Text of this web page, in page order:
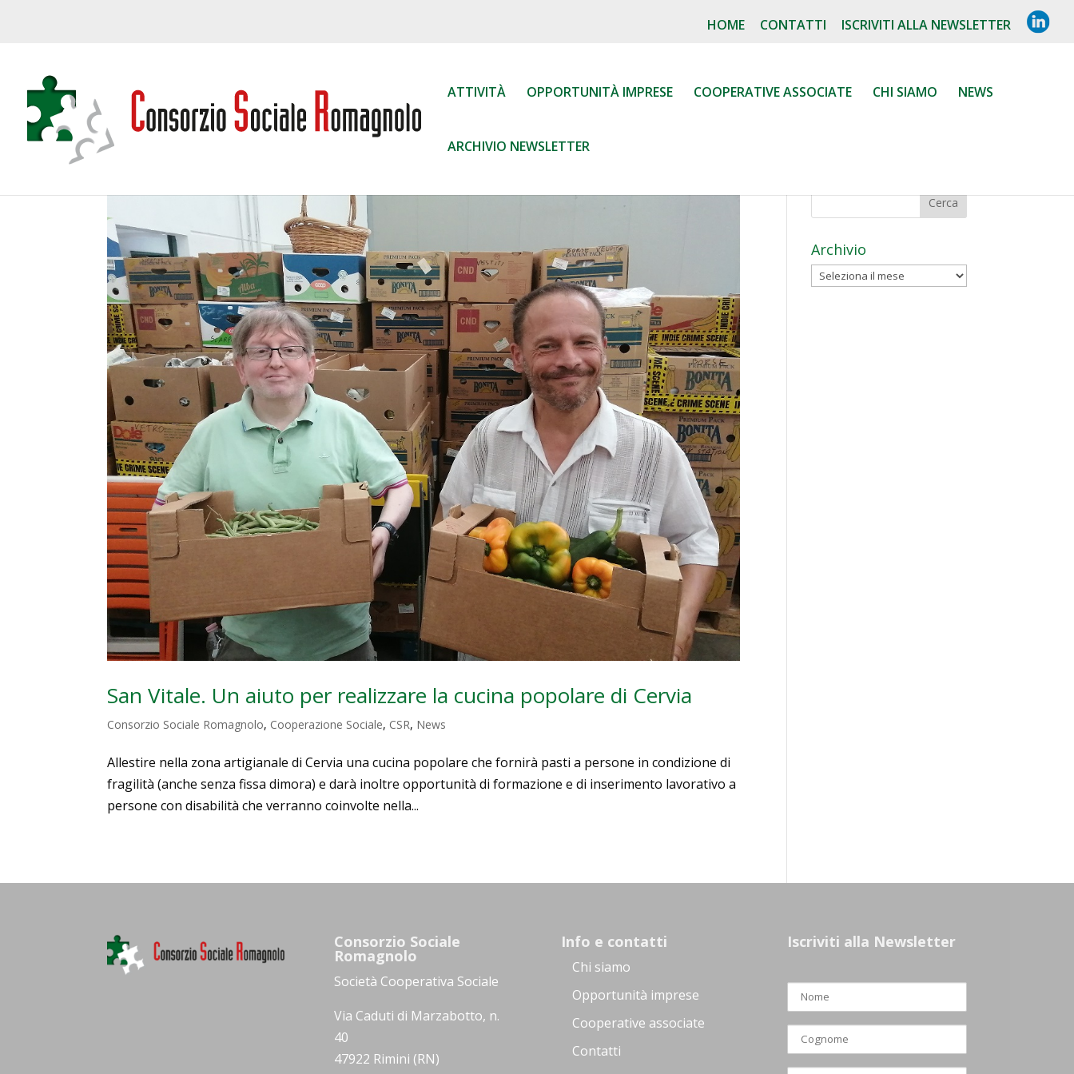
HOME CONTATTI ISCRIVITI ALLA NEWSLETTER
L
I
ATTIVITÀ OPPORTUNITÀ IMPRESE COOPERATIVE ASSOCIATE CHI SIAMO NEWS
ARCHIVIO NEWSLETTER
San Vitale. Un aiuto per realizzare la cucina popolare di Cervia
Consorzio Sociale Romagnolo, Cooperazione Sociale, CSR, News
Allestire nella zona artigianale di Cervia una cucina popolare che fornirà pasti a persone in condizione di
fragilità (anche senza fissa dimora) e darà inoltre opportunità di formazione e di inserimento lavorativo a
persone con disabilità che verranno coinvolte nella...
Archivio
Archivio
Consorzio Sociale
Romagnolo
Società Cooperativa Sociale
Via Caduti di Marzabotto, n.
40
47922 Rimini (RN)
Info e contatti
Chi siamo
Opportunità imprese
Cooperative associate
Contatti
Iscriviti alla Newsletter